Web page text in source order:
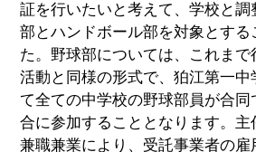
証を行いたいと考えて、学校と
部とハンドボール部を対象とする
た。野球部については、これまで
活動と同様の形式で、狛江第一中
て全ての中学校の野球部員が合
合に参加することとなります。
兼職兼業により、受託事業者の雇